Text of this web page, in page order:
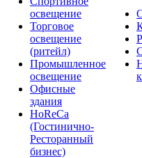
освещение
Торговое
освещение
(ритейл)
Промышленное
освещение
Офисные
здания
HoReCa
(Гостинично-
Ресторанный
бизнес)